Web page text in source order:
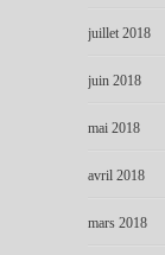
juillet 2018
juin 2018
mai 2018
avril 2018
mars 2018